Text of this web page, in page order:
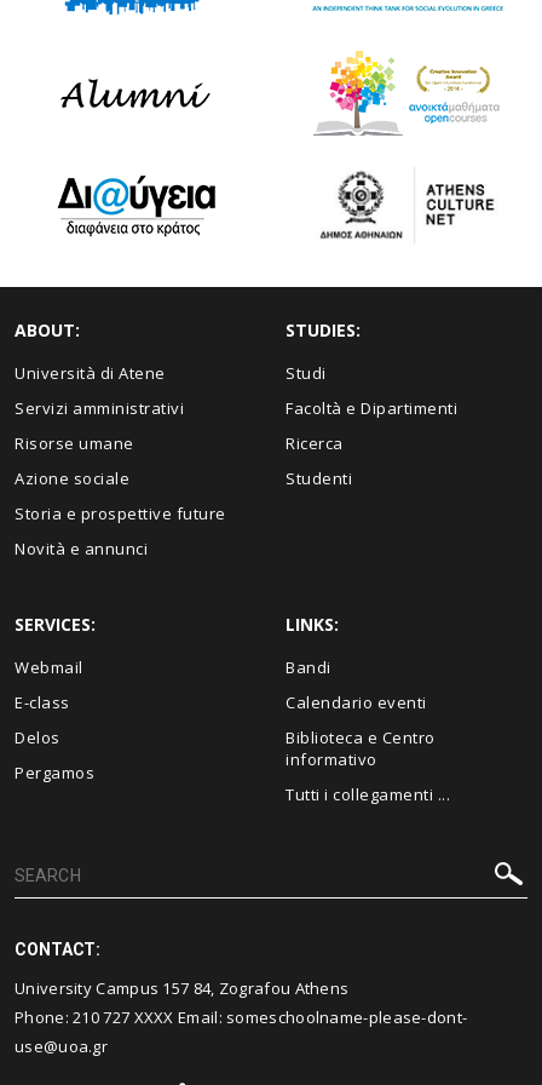
ABOUT:
Università di Atene
Servizi amministrativi
Risorse umane
Azione sociale
Storia e prospettive future
Novità e annunci
STUDIES:
Studi
Facoltà e Dipartimenti
Ricerca
Studenti
SERVICES:
Webmail
E-class
Delos
Pergamos
LINKS:
Bandi
Calendario eventi
Biblioteca e Centro
informativo
Tutti i collegamenti ...
CONTACT:
University Campus 157 84, Zografou Athens
Phone:210 727 XXXX Email: someschoolname-please-dont-
use@uoa.gr